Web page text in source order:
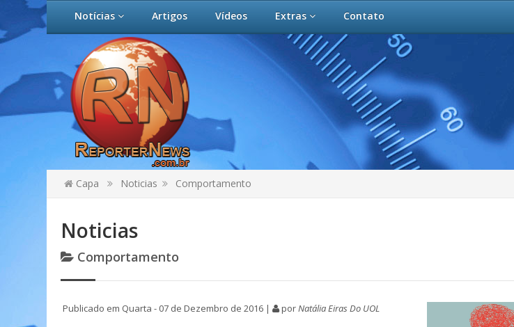
Notícias Artigos Vídeos Extras Contato
Capa Noticias Comportamento
Noticias
Comportamento
Publicado em Quarta - 07 de Dezembro de 2016 | porNatália Eiras Do UOL